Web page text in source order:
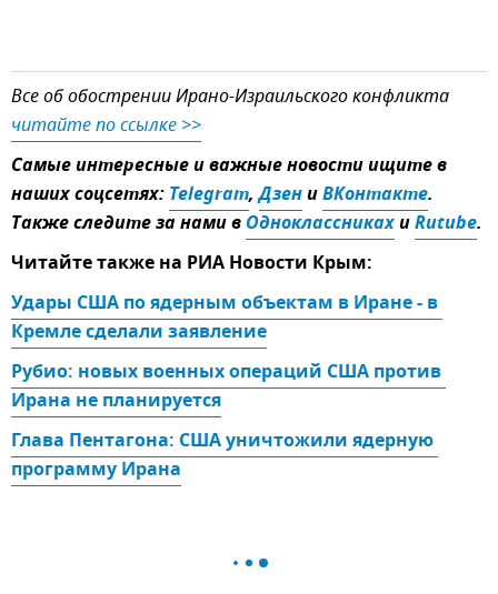
Все об обострении Ирано-Израильского конфликта
читайте по ссылке >>
Самые интересные и важные новости ищите в
наших соцсетях:Telegram,ДзениВКонтакте.
Также следите за нами вОдноклассникахиRutube.
Читайте также на РИА Новости Крым:
Удары США по ядерным объектам в Иране - в
Кремле сделали заявление
Рубио: новых военных операций США против
Ирана не планируется
Глава Пентагона: США уничтожили ядерную
программу Ирана